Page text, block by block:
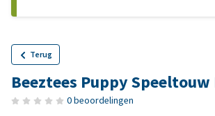
Terug
Beeztees Puppy Speeltouw
0 beoordelingen